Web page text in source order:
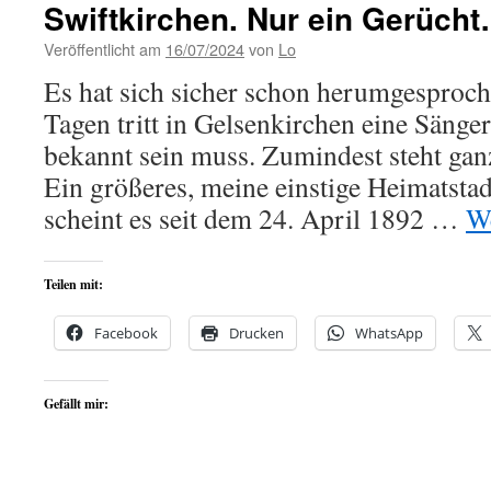
Swiftkirchen. Nur ein
Veröffentlicht am 16/07/2024von Lo
Es hat sich sicher schon
Tagen tritt in Gelsenkirchen eine
bekannt sein muss. Zumindest steht
Ein größeres, meine einstige
scheint es seit dem 24. April 1892 …
Teilen mit:
Facebook Drucken WhatsApp
Gefällt mir: